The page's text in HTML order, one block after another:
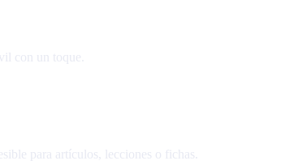
con un toque.
para artículos, lecciones o fichas.